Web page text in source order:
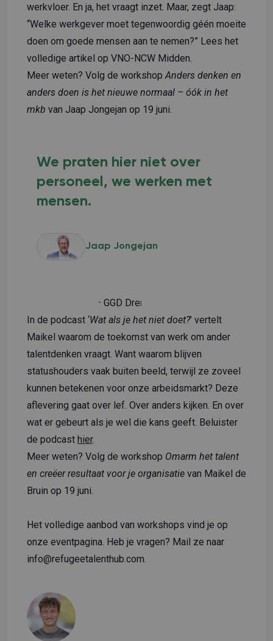
werkvloer. En ja, het vraagt inzet. Maar, zegt Jaap:
“Welke werkgever moet tegenwoordig géén moeite
doen om goede mensen aan te nemen?” Lees het
volledige artikel op VNO-NCW Midden
Meer weten? Volg de workshop Anders denken en
anders doen is het nieuwe normaal – óók in het
mkb van Jaap Jongejan op 19 juni.
We praten hier niet over
personeel, we werken met
mensen.
Jaap Jongejan
Maikel de Bruin – GGD Drenthe
In de podcast ‘Wat als je het niet doet?’ vertelt
Maikel waarom de toekomst van werk om ander
talentdenken vraagt. Want waarom blijven
statushouders vaak buiten beeld, terwijl ze zoveel
kunnen betekenen voor onze arbeidsmarkt? Deze
aflevering gaat over lef. Over anders kijken. En over
wat er gebeurt als je wel die kans geeft. Beluister
de podcast hier.
Meer weten? Volg de workshop Omarm het talent
en creëer resultaat voor je organisatie van Maikel de
Bruin op 19 juni.
Het volledige aanbod van workshops vind je op
onze eventpagina. Heb je vragen? Mail ze naar
info@refugeetalenthub.com.